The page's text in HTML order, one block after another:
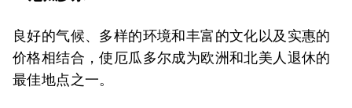
良好的气候、多样的环境和丰富的文化以及实惠的
价格相结合，使厄瓜多尔成为欧洲和北美人退休的
最佳地点之一。